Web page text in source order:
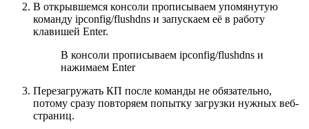
В открывшемся консоли прописываем упомянутую
команду ipconfig/flushdns и запускаем её в работу
клавишей Enter.
В консоли прописываем ipconfig/flushdns и
нажимаем Enter
Перезагружать КП после команды не обязательно,
потому сразу повторяем попытку загрузки нужных веб-
страниц.